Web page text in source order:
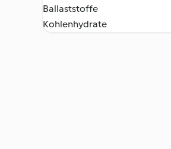
Ballaststoffe
Kohlenhydrate